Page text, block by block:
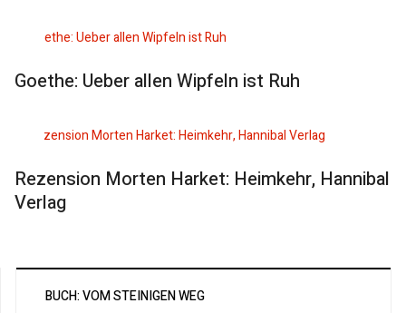
Goethe: Ueber allen Wipfeln ist Ruh
Rezension Morten Harket: Heimkehr, Hannibal
Verlag
BUCH: VOM STEINIGEN WEG